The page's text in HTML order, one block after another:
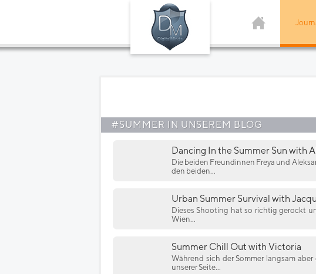
#SUMMER IN UNSEREM BLOG
Dancing In the Summer Sun with
Die beiden Freundinnen Freya und
den beiden...
Urban Summer Survival with
Dieses Shooting hat so richtig gerockt
Wien...
Summer Chill Out with Victoria
Während sich der Sommer langsam
unserer Seite...